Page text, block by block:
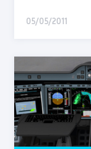
05/05/2011